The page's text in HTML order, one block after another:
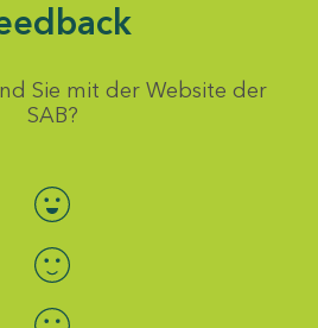
Sie mit der Website der
SAB?
Bewertung auswählen